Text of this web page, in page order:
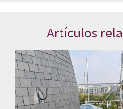
Artículos